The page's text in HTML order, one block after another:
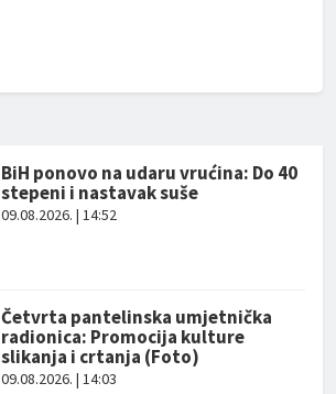
BiH ponovo na udaru vrućina: Do 40
stepeni i nastavak suše
09.08.2026. | 14:52
Četvrta pantelinska umjetnička
radionica: Promocija kulture
slikanja i crtanja (Foto)
09.08.2026. | 14:03